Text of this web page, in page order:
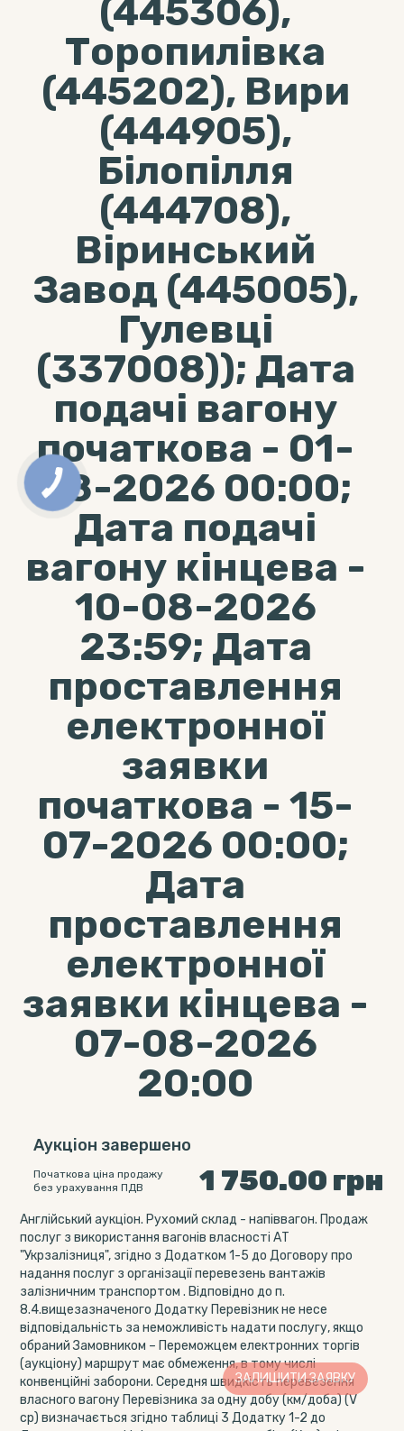
ЗАЛИШИТИ ЗАЯВКУ
(445306),
Торопилівка
(445202), Вири
(444905),
Білопілля
(444708),
Віринський
Завод (445005),
Гулевці
(337008)); Дата
подачі вагону
початкова - 01-
08-2026 00:00;
Дата подачі
вагону кінцева -
10-08-2026
23:59; Дата
проставлення
електронної
заявки
початкова - 15-
07-2026 00:00;
Дата
проставлення
електронної
заявки кінцева -
07-08-2026
20:00
Аукціон завершено
Початкова ціна продажу
без урахування ПДВ
1 750.00 грн
Англійський аукціон. Рухомий склад - напіввагон. Продаж
послуг з використання вагонів власності АТ
"Укрзалізниця", згідно з Додатком 1-5 до Договору про
надання послуг з організації перевезень вантажів
залізничним транспортом . Відповідно до п.
8.4.вищезазначеного Додатку Перевізник не несе
відповідальність за неможливість надати послугу, якщо
обраний Замовником – Переможцем електронних торгів
(аукціону) маршрут має обмеження, в тому числі
конвенційні заборони. Середня швидкість перевезення
власного вагону Перевізника за одну добу (км/доба) (V
ср) визначається згідно таблиці 3 Додатку 1-2 до